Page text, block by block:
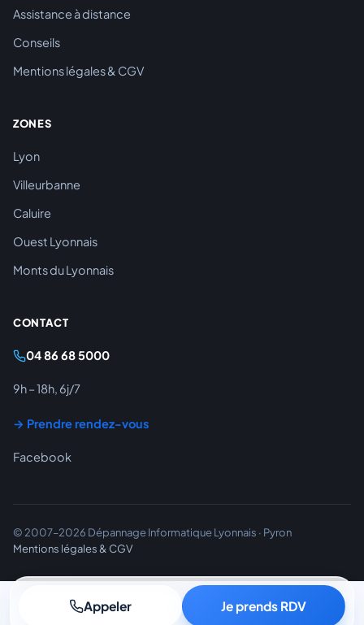
Assistance à distance
Conseils
Mentions légales & CGV
ZONES
Lyon
Villeurbanne
Caluire
Ouest Lyonnais
Monts du Lyonnais
CONTACT
04 86 68 5000
9h – 18h, 6j/7
→ Prendre rendez-vous
Facebook
© 2007–2026 Dépannage Informatique Lyonnais · Pyron
Mentions légales & CGV
Appeler Je prends RDV